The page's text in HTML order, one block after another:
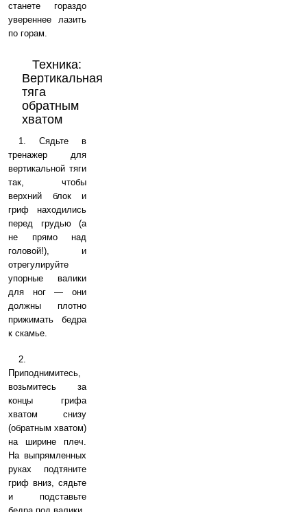
станете гораздо
увереннее лазить
по горам.
Техника:
Вертикальная
тяга
обратным
хватом
1. Сядьте в
тренажер для
вертикальной тяги
так, чтобы
верхний блок и
гриф находились
перед грудью (а
не прямо над
головой!), и
отрегулируйте
упорные валики
для ног — они
должны плотно
прижимать бедра
к скамье.
2.
Приподнимитесь,
возьмитесь за
концы грифа
хватом снизу
(обратным хватом)
на ширине плеч.
На выпрямленных
руках подтяните
гриф вниз, сядьте
и подставьте